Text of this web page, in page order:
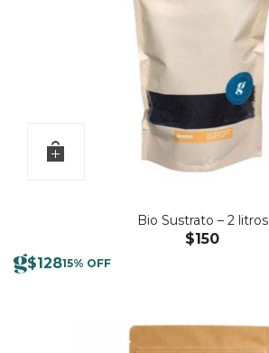
Bio Sustrato – 2 litros
$150
$12815% OFF